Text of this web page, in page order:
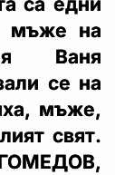
мъже на
Ваня
се на
мъже,
свят.